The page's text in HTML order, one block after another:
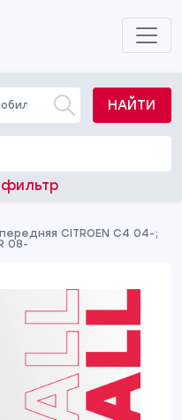
НАЙТИ
CITROEN C4 04-;
08-